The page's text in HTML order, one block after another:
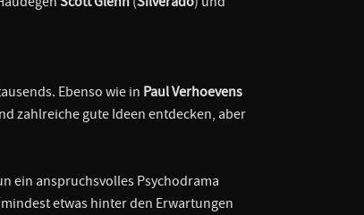
Ebenso wie in Paul Verhoevens
zahlreiche gute Ideen entdecken, aber
ein anspruchsvolles Psychodrama
etwas hinter den Erwartungen